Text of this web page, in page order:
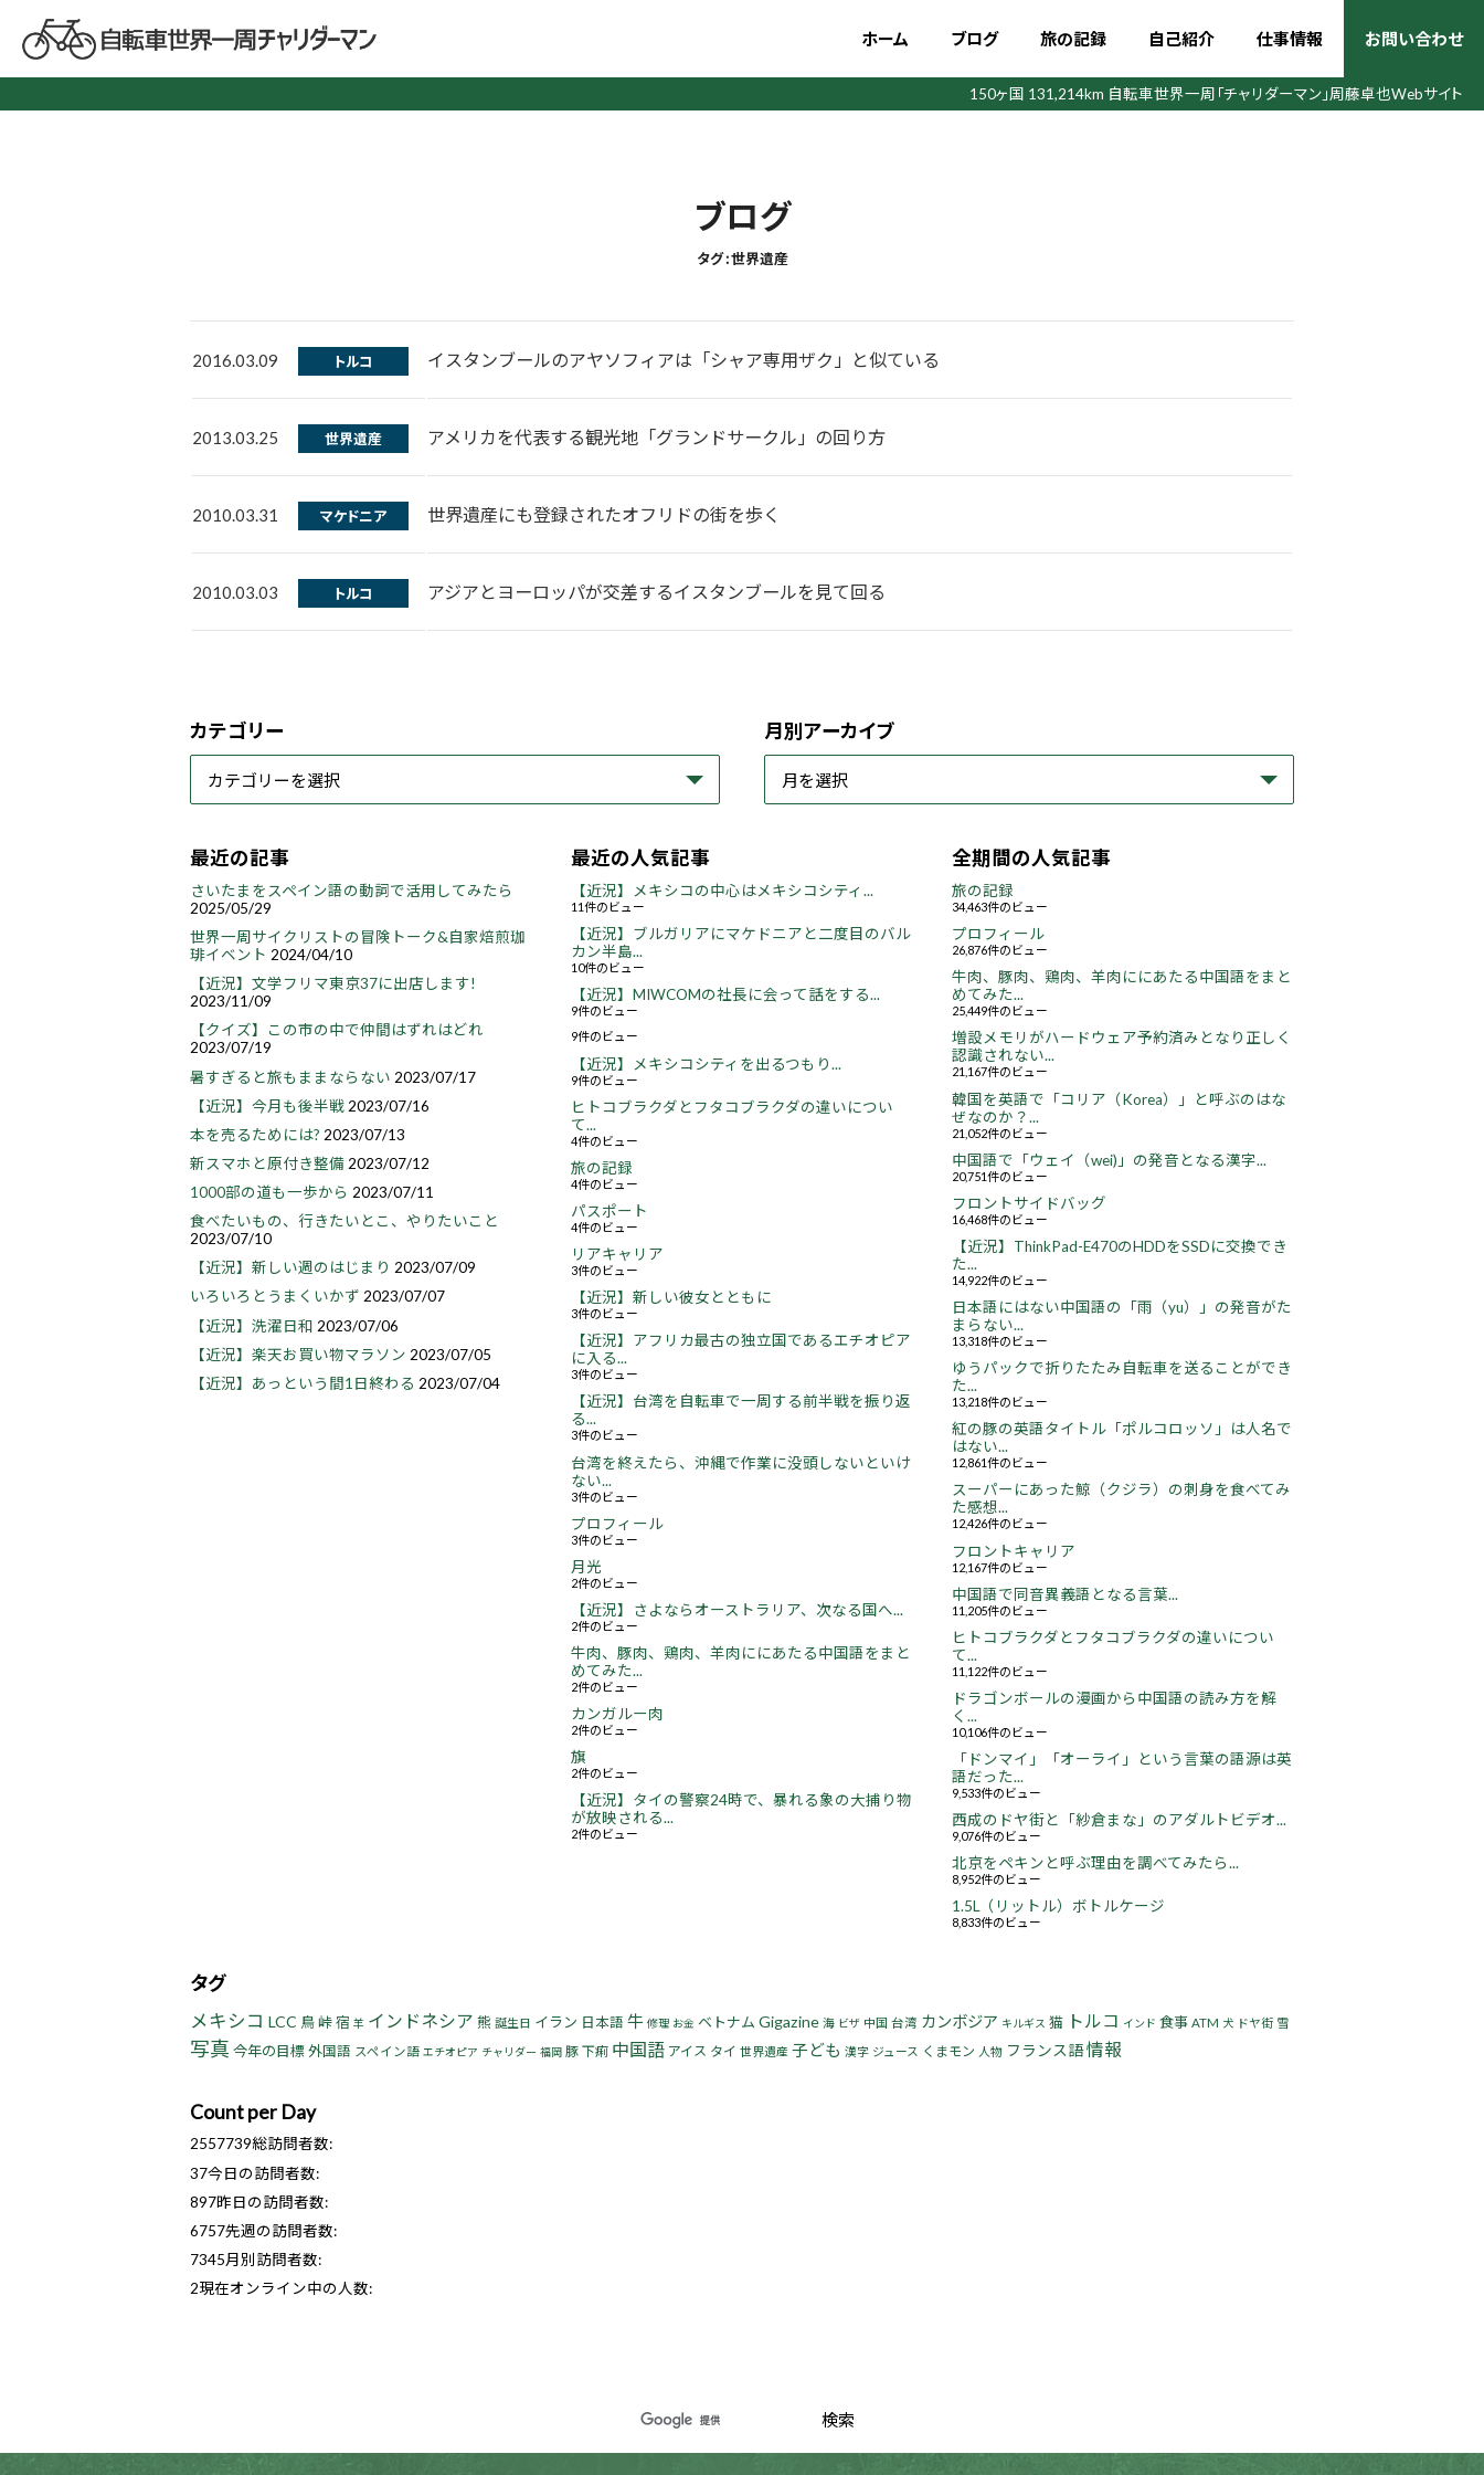
ホーム ブログ 旅の記録 自己紹介 仕事情報 お問い合わせ
150ヶ国 131,214km 自転車世界一周 「チャリダーマン」周藤卓也Webサイト
ブログ
タグ : 世界遺産
2016.03.09 トルコ イスタンブールのアヤソフィアは「シャア専用ザク」と似ている
2013.03.25 世界遺産 アメリカを代表する観光地「グランドサークル」の回り方
2010.03.31 マケドニア 世界遺産にも登録されたオフリドの街を歩く
2010.03.03 トルコ アジアとヨーロッパが交差するイスタンブールを見て回る
カテゴリー 月別アーカイブ
最近の記事
さいたまをスペイン語の動詞で活用してみたら
2025/05/29
世界一周サイクリストの冒険トーク&自家焙煎珈
琲イベント 2024/04/10
【近況】文学フリマ東京37に出店します!
2023/11/09
【クイズ】この市の中で仲間はずれはどれ
2023/07/19
暑すぎると旅もままならない 2023/07/17
【近況】今月も後半戦 2023/07/16
本を売るためには? 2023/07/13
新スマホと原付き整備 2023/07/12
1000部の道も一歩から 2023/07/11
食べたいもの、行きたいとこ、やりたいこと
2023/07/10
【近況】新しい週のはじまり 2023/07/09
いろいろとうまくいかず 2023/07/07
【近況】洗濯日和 2023/07/06
【近況】楽天お買い物マラソン 2023/07/05
【近況】あっという間1日終わる 2023/07/04
最近の人気記事
【近況】メキシコの中心はメキシコシティ...
11件のビュー
【近況】ブルガリアにマケドニアと二度目のバル
カン半島...
10件のビュー
【近況】MIWCOMの社長に会って話をする...
9件のビュー
9件のビュー
【近況】メキシコシティを出るつもり...
9件のビュー
ヒトコブラクダとフタコブラクダの違いについ
て...
4件のビュー
旅の記録
4件のビュー
パスポート
4件のビュー
リアキャリア
3件のビュー
【近況】新しい彼女とともに
3件のビュー
【近況】アフリカ最古の独立国であるエチオピア
に入る...
3件のビュー
【近況】台湾を自転車で一周する前半戦を振り返
る...
3件のビュー
台湾を終えたら、沖縄で作業に没頭しないといけ
ない...
3件のビュー
プロフィール
3件のビュー
月光
2件のビュー
【近況】さよならオーストラリア、次なる国へ...
2件のビュー
牛肉、豚肉、鶏肉、羊肉ににあたる中国語をまと
めてみた...
2件のビュー
カンガルー肉
2件のビュー
旗
2件のビュー
【近況】タイの警察24時で、暴れる象の大捕り物
が放映される...
2件のビュー
全期間の人気記事
旅の記録
34,463件のビュー
プロフィール
26,876件のビュー
牛肉、豚肉、鶏肉、羊肉ににあたる中国語をまと
めてみた...
25,449件のビュー
増設メモリがハードウェア予約済みとなり正しく
認識されない...
21,167件のビュー
韓国を英語で「コリア（Korea）」と呼ぶのはな
ぜなのか？...
21,052件のビュー
中国語で「ウェイ（wei)」の発音となる漢字...
20,751件のビュー
フロントサイドバッグ
16,468件のビュー
【近況】ThinkPad-E470のHDDをSSDに交換でき
た...
14,922件のビュー
日本語にはない中国語の「雨（yu）」の発音がた
まらない...
13,318件のビュー
ゆうパックで折りたたみ自転車を送ることができ
た...
13,218件のビュー
紅の豚の英語タイトル「ポルコロッソ」は人名で
はない...
12,861件のビュー
スーパーにあった鯨（クジラ）の刺身を食べてみ
た感想...
12,426件のビュー
フロントキャリア
12,167件のビュー
中国語で同音異義語となる言葉...
11,205件のビュー
ヒトコブラクダとフタコブラクダの違いについ
て...
11,122件のビュー
ドラゴンボールの漫画から中国語の読み方を解
く...
10,106件のビュー
「ドンマイ」「オーライ」という言葉の語源は英
語だった...
9,533件のビュー
西成のドヤ街と「紗倉まな」のアダルトビデオ...
9,076件のビュー
北京をペキンと呼ぶ理由を調べてみたら...
8,952件のビュー
1.5L（リットル）ボトルケージ
8,833件のビュー
タグ
メキシコ LCC 鳥峠宿 羊 インドネシア 熊 誕生日 イラン 日本語 牛 修理 お金 ベトナム Gigazine 海 ビザ 中国 台湾 カンボジア キルギス 猫 トルコ インド 食事 ATM 犬 ドヤ街 雪
写真 今年の目標 外国語 スペイン語 エチオピア チャリダー 福岡 豚 下痢 中国語 アイス タイ 世界遺産 子ども 漢字 ジュース くまモン 人物 フランス語情報
Count per Day
2557739総訪問者数:
37今日の訪問者数:
897昨日の訪問者数:
6757先週の訪問者数:
7345月別訪問者数:
2現在オンライン中の人数: